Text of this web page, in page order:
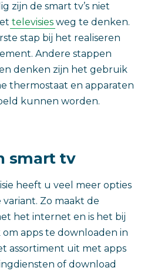
zijn de smart tv’s niet
televisies weg te denken.
stap bij het realiseren
Andere stappen
denken zijn het gebruik
thermostaat en apparaten
kunnen worden.
smart tv
heeft u veel meer opties
Zo maakt de
het internet en is het bij
om apps te downloaden in
assortiment uit met apps
of download